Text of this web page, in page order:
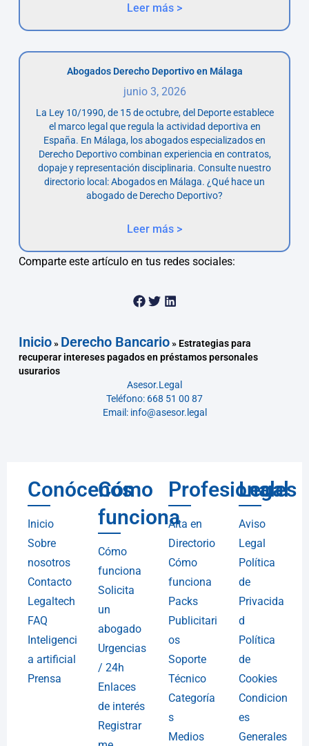
Leer más >
Abogados Derecho Deportivo en Málaga
junio 3, 2026
La Ley 10/1990, de 15 de octubre, del Deporte establece
el marco legal que regula la actividad deportiva en
España. En Málaga, los abogados especializados en
Derecho Deportivo combinan experiencia en contratos,
dopaje y representación disciplinaria. Consulte nuestro
directorio local: Abogados en Málaga. ¿Qué hace un
abogado de Derecho Deportivo?
Leer más >
Comparte este artículo en tus redes sociales:
Inicio» Derecho Bancario» Estrategias para
recuperar intereses pagados en préstamos personales
usurarios
Asesor.Legal
Teléfono: 668 51 00 87
Email: info@asesor.legal
Conócenos
Inicio
Sobre
nosotros
Contacto
Legaltech
FAQ
Inteligenci
a artificial
Prensa
Cómo
funciona
Cómo
funciona
Solicita
un
abogado
Urgencias
/ 24h
Enlaces
de interés
Registrar
Profesionales
Alta en
Directorio
Cómo
funciona
Packs
Publicitari
os
Soporte
Técnico
Categoría
s
Medios
Legal
Aviso
Legal
Política
de
Privacida
d
Política
de
Cookies
Condicion
es
Generales